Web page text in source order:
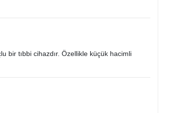
bir tıbbi cihazdır. Özellikle küçük hacimli